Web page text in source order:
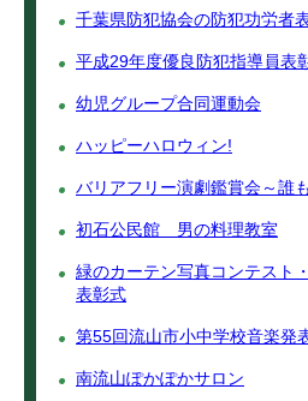
千葉県防犯協会の防犯功労者
平成29年度優良防犯指導員表
幼児グループ合同運動会
ハッピーハロウィン!
バリアフリー演劇鑑賞会～誰
初石公民館 男の料理教室
緑のカーテン写真コンテスト
表彰式
第55回流山市小中学校音楽発
南流山ぽかぽかサロン